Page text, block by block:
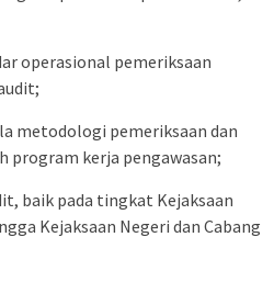
operasional pemeriksaan
metodologi pemeriksaan dan
kerja pengawasan;
baik pada tingkat Kejaksaan
Kejaksaan Negeri dan Cabang